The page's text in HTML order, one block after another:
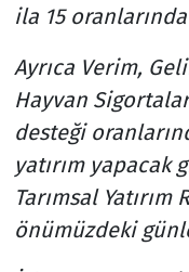
ila 15
Ayrıca Verim,
Hayvan
desteği
yatırım
Tarımsal
önümüzdeki